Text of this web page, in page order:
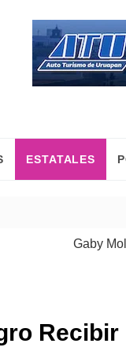
ESTATALES
Gaby Molina se